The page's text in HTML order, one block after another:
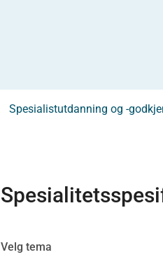
Spesialistutdanning og -
Velg tema